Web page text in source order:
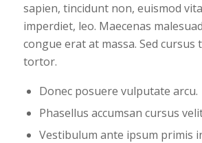
sapien, tincidunt non, euismod
imperdiet, leo. Maecenas
congue erat at massa. Sed cursus
tortor.
Donec posuere vulputate arcu.
Phasellus accumsan cursus
Vestibulum ante ipsum primis